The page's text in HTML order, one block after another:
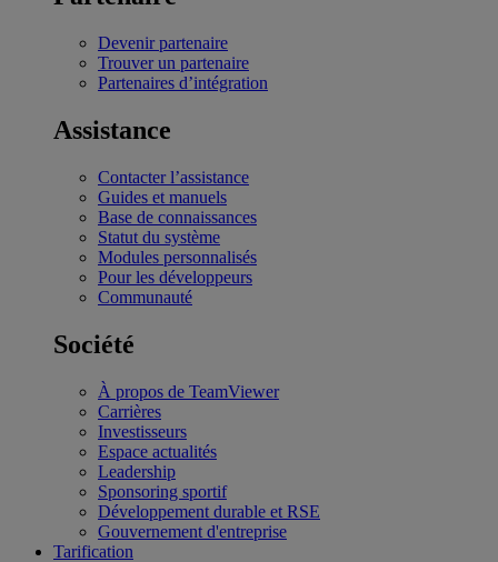
Devenir partenaire
Trouver un partenaire
Partenaires d’intégration
Assistance
Contacter l’assistance
Guides et manuels
Base de connaissances
Statut du système
Modules personnalisés
Pour les développeurs
Communauté
Société
À propos de TeamViewer
Carrières
Investisseurs
Espace actualités
Leadership
Sponsoring sportif
Développement durable et RSE
Gouvernement d'entreprise
Tarification